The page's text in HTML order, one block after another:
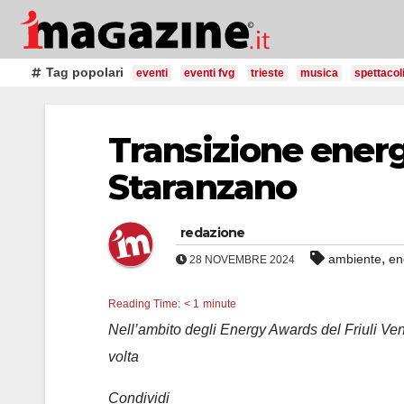
Salta
contenutoTag popolari eventi eventi fvg trieste musica spettacoli
Transizione
Staranzano
redazione
28 NOVEMBRE 2024 ambiente,
Reading Time: < 1 minute
Nell’ambito degli Energy Awards del Friuli
volta
Condividi